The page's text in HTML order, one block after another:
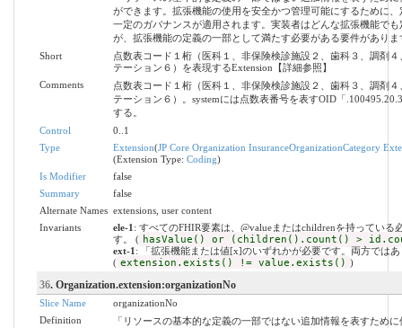
ができます。拡張機能の使用を安全かつ管理可能にするために、
一定のガバナンスが適用されます。実装者はどんな拡張機能でも
が、拡張機能の定義の一部として満たす必要がある要件がありま
Short
点数表コード１桁（医科１、非保険検診施設２、歯科３、調剤４
テーション６）を表現するExtension【詳細参照】
Comments
点数表コード１桁（医科１、非保険検診施設２、歯科３、調剤４
テーション６）。systemには点数表番号を表すOID「
する。
Control
0..1
Type
Extension(JP Core Organization InsuranceOrganizationCategory
(Extension Type: Coding)
Is Modifier
false
Summary
false
Alternate Names extensions, user content
Invariants
ele-1 : すべてのFHIR要素は、@valueまたはchildrenを持っている
す。 ( hasValue() or (children().count() >
ext-1 : 「拡張機能または値[x]のいずれかが必要です。両方では
( extension.exists() != value.exists() )
36. Organization.extension:organizationNo
Slice Name
organizationNo
Definition
「リソースの基本的な定義の一部ではない追加情報を表すため